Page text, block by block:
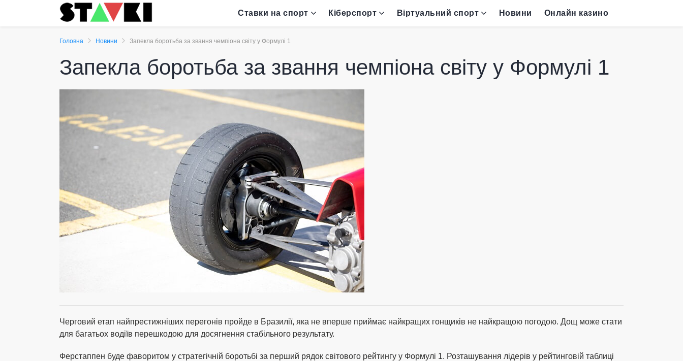
Ставки на спорт Кіберспорт Віртуальний спорт Новини Онлайн казино
Головна Новини Запекла боротьба за звання чемпіона світу у Формулі 1
Запекла боротьба за звання чемпіона світу у Формулі 1
Черговий етап найпрестижніших перегонів пройде в Бразилії, яка не вперше приймає найкращих гонщиків не найкращою погодою. Дощ може стати
для багатьох водіїв перешкодою для досягнення стабільного результату.
Ферстаппен буде фаворитом у стратегічній боротьбі за перший рядок світового рейтингу у Формулі 1. Розташування лідерів у рейтинговій таблиці